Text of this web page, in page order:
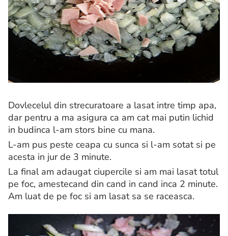
Dovlecelul din strecuratoare a lasat intre timp apa,
dar pentru a ma asigura ca am cat mai putin lichid
in budinca l-am stors bine cu mana.
L-am pus peste ceapa cu sunca si l-am sotat si pe
acesta in jur de 3 minute.
La final am adaugat ciupercile si am mai lasat totul
pe foc, amestecand din cand in cand inca 2 minute.
Am luat de pe foc si am lasat sa se raceasca.